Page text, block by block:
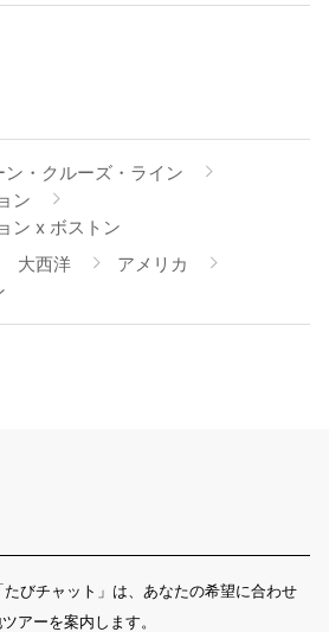
ン・クルーズ・ライン
ン
ン x ボストン
大西洋
アメリカ
びチャット」は、あなたの希望に合わせ
アーを案内します。